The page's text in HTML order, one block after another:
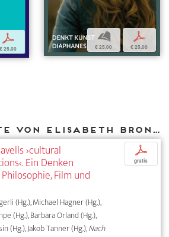
p
€ 25,00
b
€ 25,00
p
€ 25,00
Weitere Texte von Elisabeth Bronfen bei DIAPHANES
›cultural
Ein Denken
Film und
(Hg.), Michael Hagner (Hg.),
(Hg.), Barbara Orland (Hg.),
(Hg.), Jakob Tanner (Hg.),Nach
p
gratis